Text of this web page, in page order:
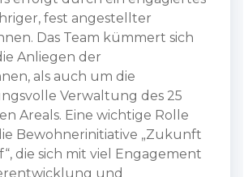
fest angestellter
Das Team kümmert sich
Anliegen der
als auch um die
Verwaltung des 25
Areals. Eine wichtige Rolle
Bewohnerinitiative „Zukunft
die sich mit viel Engagement
und